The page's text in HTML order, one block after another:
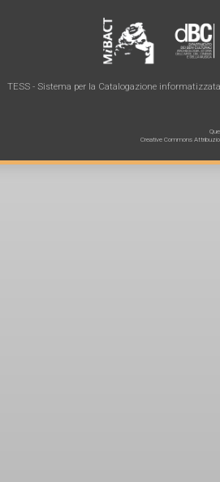
TESS - Sistema per la Catalogazione
Creative Commons